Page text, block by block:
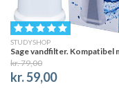
STUDYSHOP
kr. 79,00
kr. 59,00